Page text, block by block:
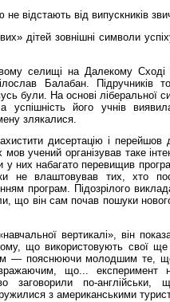
не відстають від випускників
дітей зовнішні символи
селищі на Далекому
Балабан.
були. На основі ліберальної
а успішність його учнів
злякалися.
дисертацію і перейшов
мов учений організував таке
них набагато перевищив
не влаштовував тих, хто
програм. Підозрілого
що він сам почав пошуки
вертикалі», він
що використовують свої ще
— пояснюючи молодшим те,
що... експеримент
заговорили по-англійськи,
з американськими